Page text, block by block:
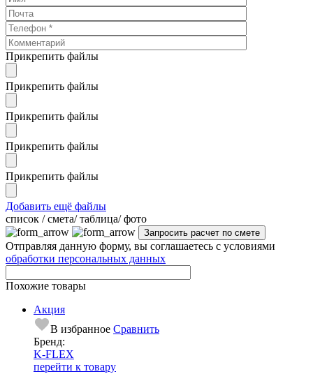
Прикрепить файлы
Прикрепить файлы
Прикрепить файлы
Прикрепить файлы
Прикрепить файлы
Добавить ещё файлы
cписок / смета/ таблица/ фото
Отправляя данную форму, вы соглашаетесь с условиями
обработки персональных данных
Похожие товары
Акция
В избранное Сравнить
Бренд:
K-FLEX
перейти к товару